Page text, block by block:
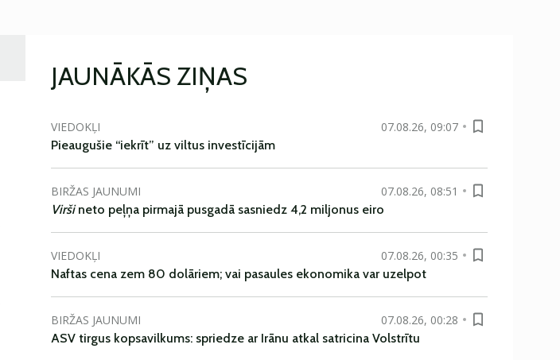
JAUNĀKĀS ZIŅAS
VIEDOKĻI
07.08.26, 09:07
Pieaugušie “iekrīt” uz viltus investīcijām
BIRŽAS JAUNUMI
07.08.26, 08:51
Viršineto peļņa pirmajā pusgadā sasniedz 4,2 miljonus eiro
VIEDOKĻI
07.08.26, 00:35
Naftas cena zem 80 dolāriem; vai pasaules ekonomika var uzelpot
BIRŽAS JAUNUMI
07.08.26, 00:28
ASV tirgus kopsavilkums: spriedze ar Irānu atkal satricina Volstrītu